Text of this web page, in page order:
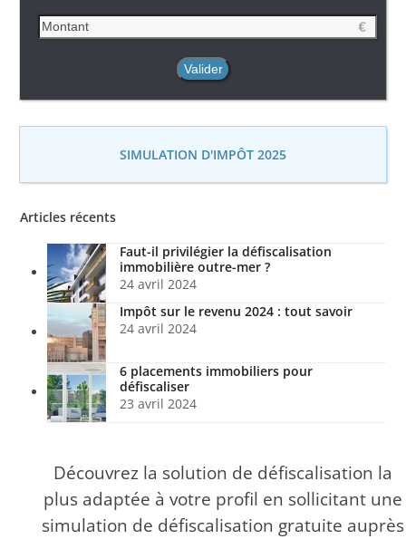
SIMULATION D'IMPÔT 2025
Articles récents
Faut-il privilégier la défiscalisation
immobilière outre-mer ?
24 avril 2024
Impôt sur le revenu 2024 : tout savoir
24 avril 2024
6 placements immobiliers pour
défiscaliser
23 avril 2024
Découvrez la solution de défiscalisation la
plus adaptée à votre profil en sollicitant une
simulation de défiscalisation gratuite auprès